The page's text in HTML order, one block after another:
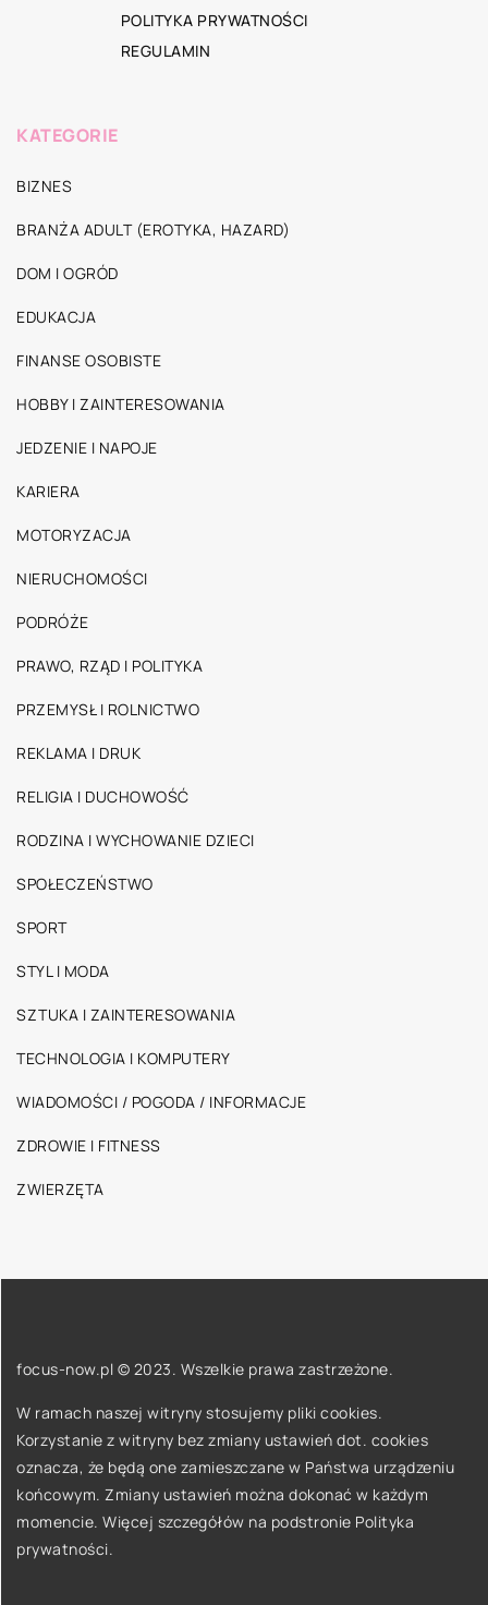
POLITYKA PRYWATNOŚCI
REGULAMIN
KATEGORIE
BIZNES
BRANŻA ADULT (EROTYKA, HAZARD)
DOM I OGRÓD
EDUKACJA
FINANSE OSOBISTE
HOBBY I ZAINTERESOWANIA
JEDZENIE I NAPOJE
KARIERA
MOTORYZACJA
NIERUCHOMOŚCI
PODRÓŻE
PRAWO, RZĄD I POLITYKA
PRZEMYSŁ I ROLNICTWO
REKLAMA I DRUK
RELIGIA I DUCHOWOŚĆ
RODZINA I WYCHOWANIE DZIECI
SPOŁECZEŃSTWO
SPORT
STYL I MODA
SZTUKA I ZAINTERESOWANIA
TECHNOLOGIA I KOMPUTERY
WIADOMOŚCI / POGODA / INFORMACJE
ZDROWIE I FITNESS
ZWIERZĘTA
focus-now.pl © 2023. Wszelkie prawa zastrzeżone.
W ramach naszej witryny stosujemy pliki cookies.
Korzystanie z witryny bez zmiany ustawień dot. cookies
oznacza, że będą one zamieszczane w Państwa urządzeniu
końcowym. Zmiany ustawień można dokonać w każdym
momencie. Więcej szczegółów na podstronie Polityka
prywatności.